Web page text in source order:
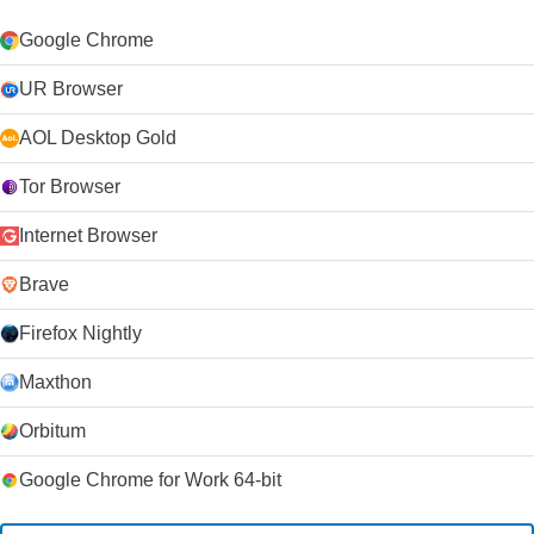
Google Chrome
UR Browser
AOL Desktop Gold
Tor Browser
Internet Browser
Brave
Firefox Nightly
Maxthon
Orbitum
Google Chrome for Work 64-bit